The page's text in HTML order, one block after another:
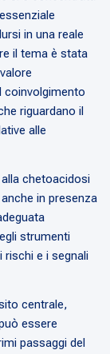
in una reale
il tema è stata
coinvolgimento
riguardano il
alle
chetoacidosi
in presenza
strumenti
e i segnali
centrale,
essere
passaggi del